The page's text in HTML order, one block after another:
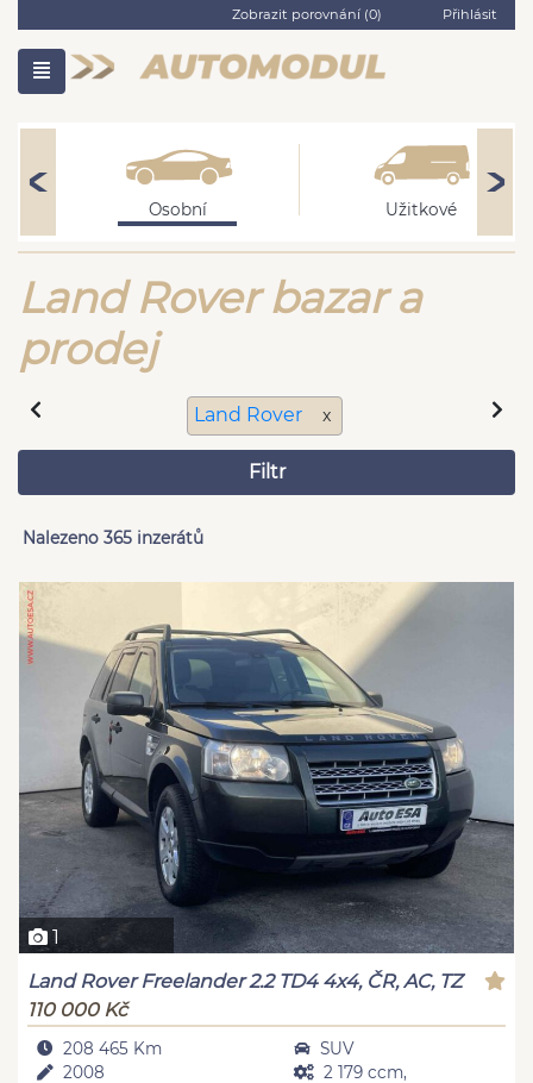
Zobrazit porovnání (0) Přihlásit
Osobní Užitkové
Land Rover bazar a
prodej
Land Rover x
Filtr
Nalezeno 365 inzerátů
1
Land Rover Freelander 2.2 TD4 4x4, ČR, AC, TZ
110 000 Kč
208 465 Km
2008
SUV
2 179 ccm,